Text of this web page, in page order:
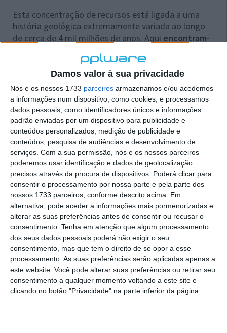
Damos valor à sua privacidade
Nós e os nossos 1733 parceiros armazenamos e/ou acedemos
a informações num dispositivo, como cookies, e processamos
dados pessoais, como identificadores únicos e informações
padrão enviadas por um dispositivo para publicidade e
conteúdos personalizados, medição de publicidade e
conteúdos, pesquisa de audiências e desenvolvimento de
serviços. Com a sua permissão, nós e os nossos parceiros
poderemos usar identificação e dados de geolocalização
precisos através da procura de dispositivos. Poderá clicar para
consentir o processamento por nossa parte e pela parte dos
nossos 1733 parceiros, conforme descrito acima. Em
alternativa, pode aceder a informações mais pormenorizadas e
alterar as suas preferências antes de consentir ou recusar o
consentimento. Tenha em atenção que algum processamento
dos seus dados pessoais poderá não exigir o seu
consentimento, mas que tem o direito de se opor a esse
processamento. As suas preferências serão aplicadas apenas a
este website. Você pode alterar suas preferências ou retirar seu
consentimento a qualquer momento voltando a este site e
clicando no botão "Privacidade" na parte inferior da página.
Esta concentração de recursos está ligada a uma
história geológica extremamente variada ao longo
de cerca de 4 mil milhões de anos. Aqui encontram-
como blocos de ferro nativo de grandes dimensões.
Tubos dequimberlito com diamantesforam
identificados nos anos 1970, mas continuam por
explorar devido às enormes dificuldades logísticas.
Do ponto de vista geológico, é raro uma única região
ter passado pelos três principais processos que
geram recursos naturais: formação de montanhas,
rifteamento da crosta e atividade vulcânica.